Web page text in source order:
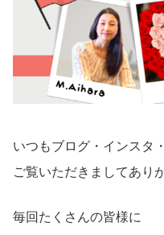
いつもブログ・インスタ
ご覧いただきましてあり
毎回たくさんの皆様に